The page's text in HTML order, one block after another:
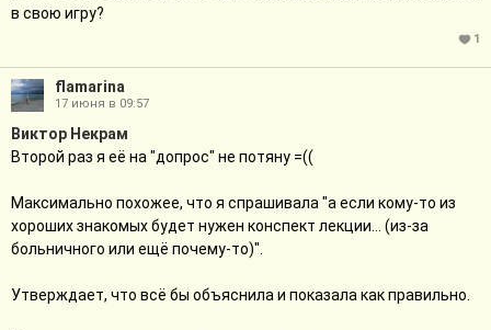
в свою игру?
1
flamarina
17 июня в 09:57
Виктор Некрам
Второй раз я её на "допрос" не потяну =((
Максимально похожее, что я спрашивала "а если кому-то из
хороших знакомых будет нужен конспект лекции... (из-за
больничного или ещё почему-то)".
Утверждает, что всё бы объяснила и показала как правильно.